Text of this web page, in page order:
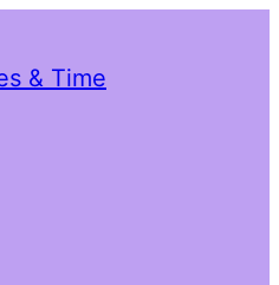
& Time